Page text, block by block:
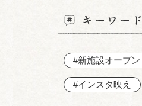
キーワード
#新施設オープン
#インスタ映え